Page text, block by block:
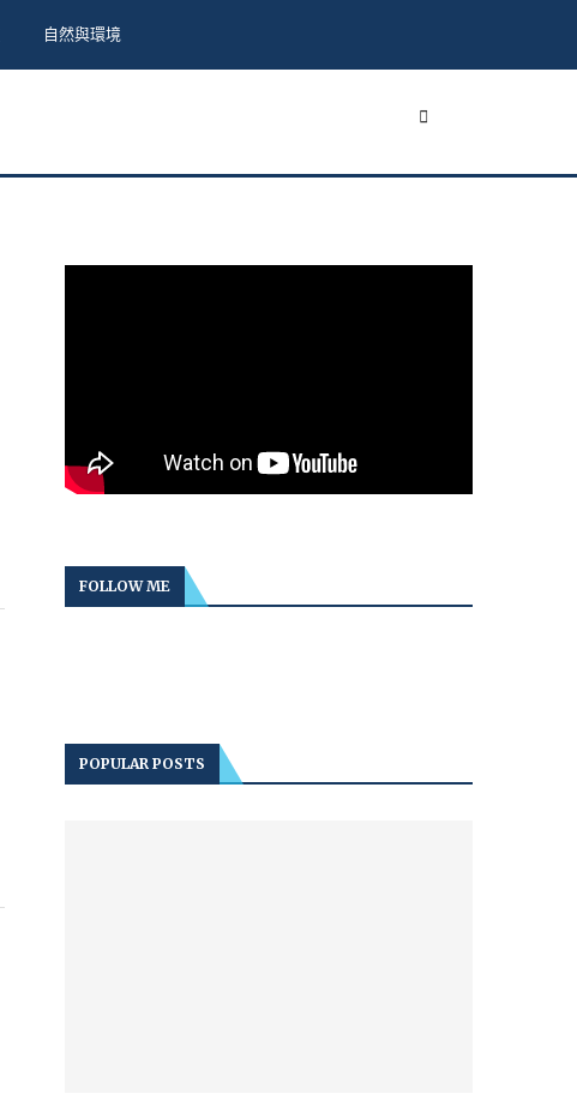
自然與環境
FOLLOW ME
POPULAR POSTS